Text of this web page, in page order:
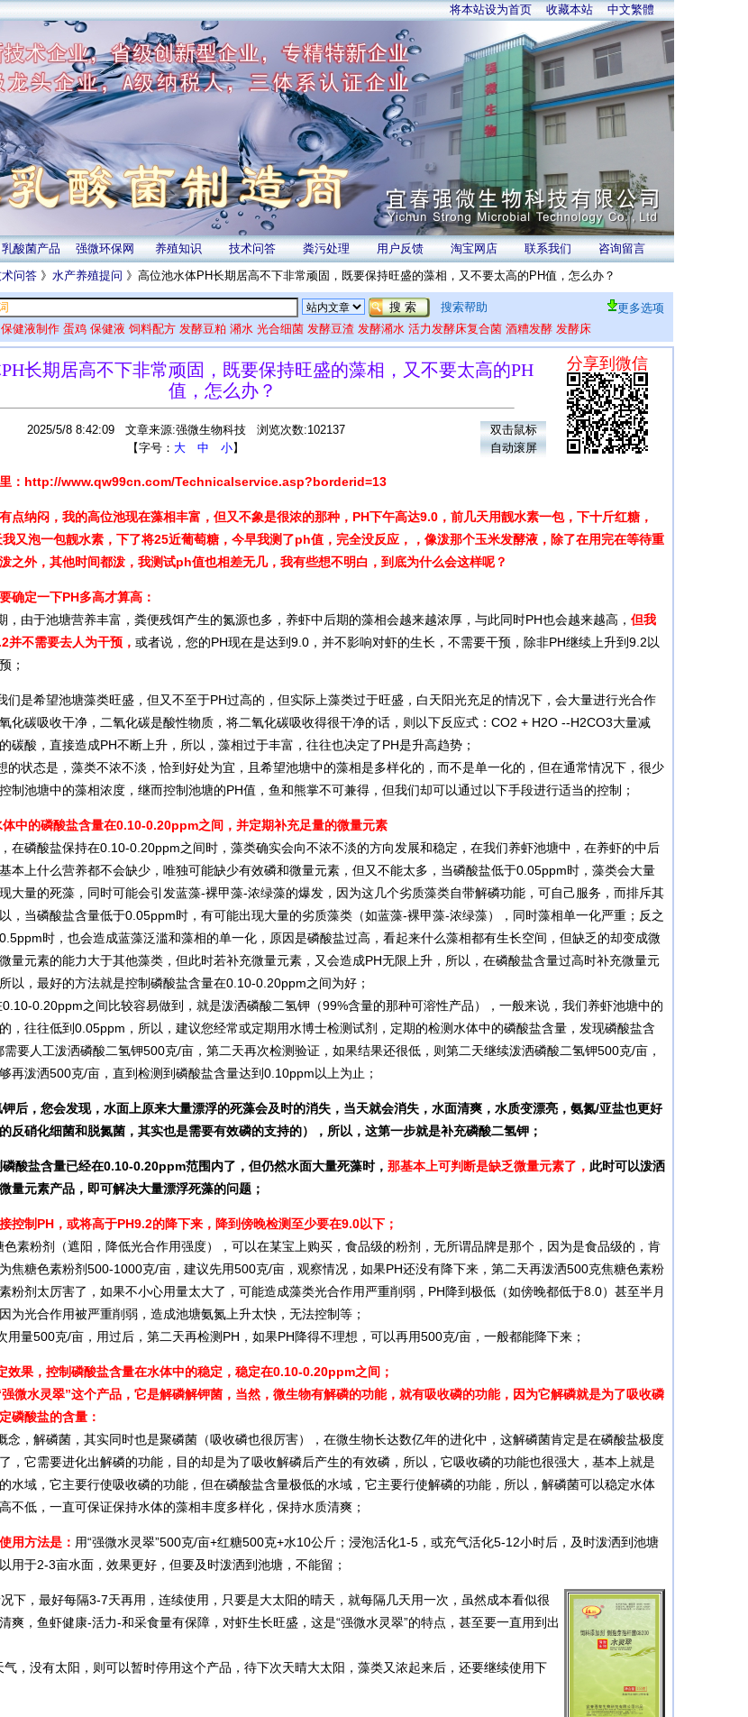
将本站设为首页 收藏本站 中文繁體
乳酸菌产品 强微环保网 养殖知识 技术问答 粪污处理 用户反馈 淘宝网店 联系我们
咨询留言
问答 》 水产养殖提问 》高位池水体PH长期居高不下非常顽固，既要保持旺盛的藻相，又不要太高的PH值，怎么办？
搜索帮助
更多选项
保健液制作 蛋鸡 保健液 饲料配方 发酵豆粕 潲水 光合细菌 发酵豆渣 发酵潲水 活力发酵床复合菌 酒糟发酵 发酵床
长期居高不下非常顽固，既要保持旺盛的藻相，又不要太高的PH
值，怎么办？
2025/5/8 8:42:09 文章来源:强微生物科技 浏览次数:102137
【字号： 大 中 小】
双击鼠标
自动滚屏
： http://www.qw99cn.com/Technicalservice.asp?borderid=13
点纳闷，我的高位池现在藻相丰富，但又不象是很浓的那种，PH下午高达9.0，前几天用靓水素一包，下十斤红糖，
又泡一包靓水素，下了将25近葡萄糖，今早我测了ph值，完全没反应，，像泼那个玉米发酵液，除了在用完在等待重
之外，其他时间都泼，我测试ph值也相差无几，我有些想不明白，到底为什么会这样呢？
确定一下PH多高才算高：
由于池塘营养丰富，粪便残饵产生的氮源也多，养虾中后期的藻相会越来越浓厚，与此同时PH也会越来越高， 但我
并不需要去人为干预， 或者说，您的PH现在是达到9.0，并不影响对虾的生长，不需要干预，除非PH继续上升到9.2以
；
是希望池塘藻类旺盛，但又不至于PH过高的，但实际上藻类过于旺盛，白天阳光充足的情况下，会大量进行光合作
化碳吸收干净，二氧化碳是酸性物质，将二氧化碳吸收得很干净的话，则以下反应式：CO2 + H2O --H2CO3大量减
碳酸，直接造成PH不断上升，所以，藻相过于丰富，往往也决定了PH是升高趋势；
状态是，藻类不浓不淡，恰到好处为宜，且希望池塘中的藻相是多样化的，而不是单一化的，但在通常情况下，很少
制池塘中的藻相浓度，继而控制池塘的PH值，鱼和熊掌不可兼得，但我们却可以通过以下手段进行适当的控制；
中的磷酸盐含量在0.10-0.20ppm之间，并定期补充足量的微量元素
磷酸盐保持在0.10-0.20ppm之间时，藻类确实会向不浓不淡的方向发展和稳定，在我们养虾池塘中，在养虾的中后
本上什么营养都不会缺少，唯独可能缺少有效磷和微量元素，但又不能太多，当磷酸盐低于0.05ppm时，藻类会大量
大量的死藻，同时可能会引发蓝藻-裸甲藻-浓绿藻的爆发，因为这几个劣质藻类自带解磷功能，可自己服务，而排斥其
，当磷酸盐含量低于0.05ppm时，有可能出现大量的劣质藻类（如蓝藻-裸甲藻-浓绿藻），同时藻相单一化严重；反之
时，也会造成蓝藻泛滥和藻相的单一化，原因是磷酸盐过高，看起来什么藻相都有生长空间，但缺乏的却变成微
量元素的能力大于其他藻类，但此时若补充微量元素，又会造成PH无限上升，所以，在磷酸盐含量过高时补充微量元
以，最好的方法就是控制磷酸盐含量在0.10-0.20ppm之间为好；
0.20ppm之间比较容易做到，就是泼洒磷酸二氢钾（99%含量的那种可溶性产品），一般来说，我们养虾池塘中的
，往往低到0.05ppm，所以，建议您经常或定期用水博士检测试剂，定期的检测水体中的磷酸盐含量，发现磷酸盐含
要人工泼洒磷酸二氢钾500克/亩，第二天再次检测验证，如果结果还很低，则第二天继续泼洒磷酸二氢钾500克/亩，
再泼洒500克/亩，直到检测到磷酸盐含量达到0.10ppm以上为止；
，您会发现，水面上原来大量漂浮的死藻会及时的消失，当天就会消失，水面清爽，水质变漂亮，氨氮/亚盐也更好
反硝化细菌和脱氮菌，其实也是需要有效磷的支持的），所以，这第一步就是补充磷酸二氢钾；
盐含量已经在0.10-0.20ppm范围内了，但仍然水面大量死藻时， 那基本上可判断是缺乏微量元素了， 此时可以泼洒
量元素产品，即可解决大量漂浮死藻的问题；
制PH，或将高于PH9.2的降下来，降到傍晚检测至少要在9.0以下；
素粉剂（遮阳，降低光合作用强度），可以在某宝上购买，食品级的粉剂，无所谓品牌是那个，因为是食品级的，肯
焦糖色素粉剂500-1000克/亩，建议先用500克/亩，观察情况，如果PH还没有降下来，第二天再泼洒500克焦糖色素粉
粉剂太厉害了，如果不小心用量太大了，可能造成藻类光合作用严重削弱，PH降到极低（如傍晚都低于8.0）甚至半月
为光合作用被严重削弱，造成池塘氨氮上升太快，无法控制等；
量500克/亩，用过后，第二天再检测PH，如果PH降得不理想，可以再用500克/亩，一般都能降下来；
效果，控制磷酸盐含量在水体中的稳定，稳定在0.10-0.20ppm之间；
微水灵翠”这个产品，它是解磷解钾菌，当然，微生物有解磷的功能，就有吸收磷的功能，因为它解磷就是为了吸收磷
磷酸盐的含量：
，解磷菌，其实同时也是聚磷菌（吸收磷也很厉害），在微生物长达数亿年的进化中，这解磷菌肯定是在磷酸盐极度
，它需要进化出解磷的功能，目的却是为了吸收解磷后产生的有效磷，所以，它吸收磷的功能也很强大，基本上就是
水域，它主要行使吸收磷的功能，但在磷酸盐含量极低的水域，它主要行使解磷的功能，所以，解磷菌可以稳定水体
不低，一直可保证保持水体的藻相丰度多样化，保持水质清爽；
用方法是： 用“强微水灵翠”500克/亩+红糖500克+水10公斤；浸泡活化1-5，或充气活化5-12小时后，及时泼洒到池塘
用于2-3亩水面，效果更好，但要及时泼洒到池塘，不能留；
下，最好每隔3-7天再用，连续使用，只要是大太阳的晴天，就每隔几天用一次，虽然成本看似很
爽，鱼虾健康-活力-和采食量有保障，对虾生长旺盛，这是“强微水灵翠”的特点，甚至要一直用到出
，没有太阳，则可以暂时停用这个产品，待下次天晴大太阳，藻类又浓起来后，还要继续使用下